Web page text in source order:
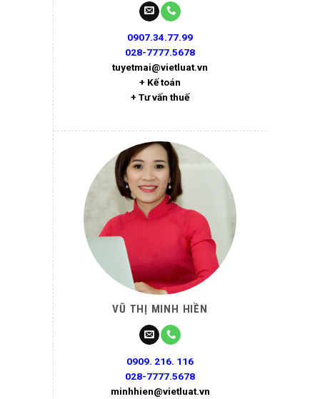
0907.34.77.99
028-7777.5678
tuyetmai@vietluat.vn
+ Kế toán
+ Tư vấn thuế
VŨ THỊ MINH HIỀN
0909. 216. 116
028-7777.5678
minhhien@vietluat.vn